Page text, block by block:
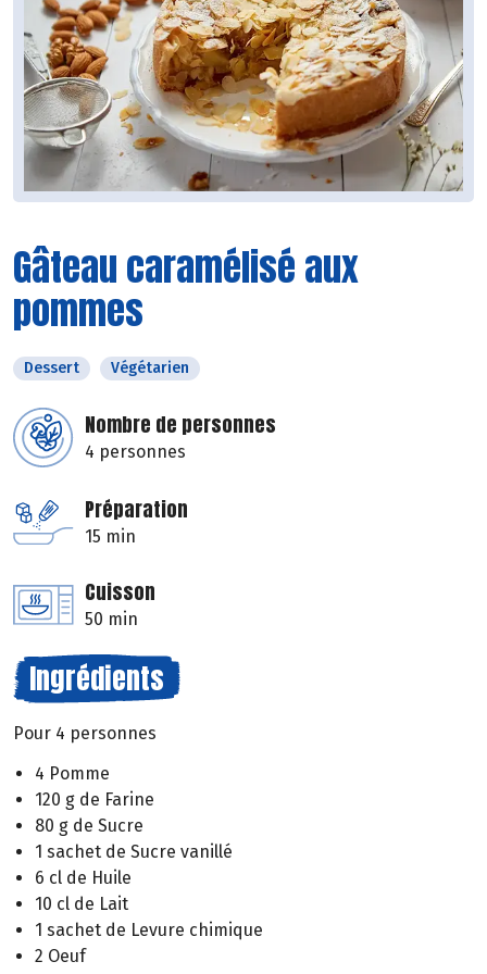
Gâteau caramélisé aux
pommes
Dessert Végétarien
Nombre de personnes
4 personnes
Préparation
15 min
Cuisson
50 min
Ingrédients
Pour 4 personnes
4 Pomme
120 g de Farine
80 g de Sucre
1 sachet de Sucre vanillé
6 cl de Huile
10 cl de Lait
1 sachet de Levure chimique
2 Oeuf